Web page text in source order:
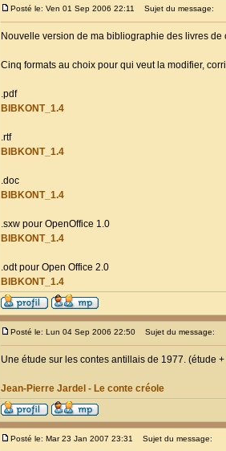
Posté le: Ven 01 Sep 2006 22:11 Sujet du message:
Nouvelle version de ma bibliographie des livres
Cinq formats au choix pour qui veut la modifier,
.pdf
BIBKONT_1.4
.rtf
BIBKONT_1.4
.doc
BIBKONT_1.4
.sxw pour OpenOffice 1.0
BIBKONT_1.4
.odt pour Open Office 2.0
BIBKONT_1.4
Posté le: Lun 04 Sep 2006 22:50 Sujet du message:
Une étude sur les contes antillais de 1977. (étude
Jean-Pierre Jardel - Le conte créole
Posté le: Mar 23 Jan 2007 23:31 Sujet du message: